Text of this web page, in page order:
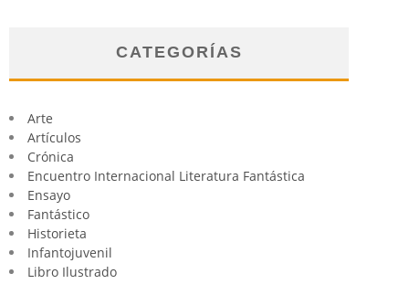
CATEGORÍAS
Arte
Artículos
Crónica
Encuentro Internacional Literatura Fantástica
Ensayo
Fantástico
Historieta
Infantojuvenil
Libro Ilustrado